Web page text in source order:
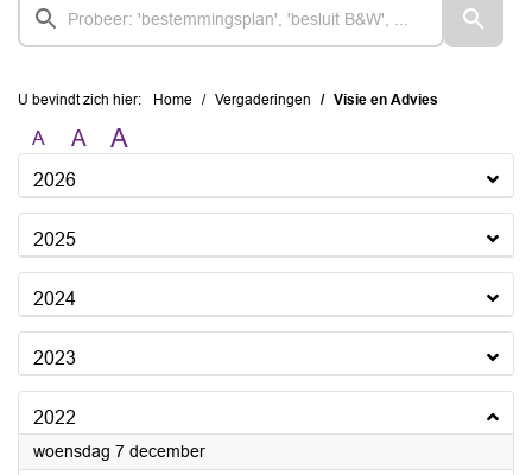
U bevindt zich hier: Home Vergaderingen Visie en Advies
A A A
2026
2025
2024
2023
2022
woensdag 7 december2022